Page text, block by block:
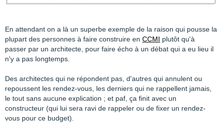
En attendant on a là un superbe exemple de la raison qui pousse la
plupart des personnes à faire construire en CCMI plutôt qu'à
passer par un architecte, pour faire écho à un débat qui a eu lieu il
n'y a pas longtemps.
Des architectes qui ne répondent pas, d'autres qui annulent ou
repoussent les rendez-vous, les derniers qui ne rappellent jamais,
le tout sans aucune explication ; et paf, ça finit avec un
constructeur (qui lui sera ravi de rappeler ou de fixer un rendez-
vous pour ce budget).